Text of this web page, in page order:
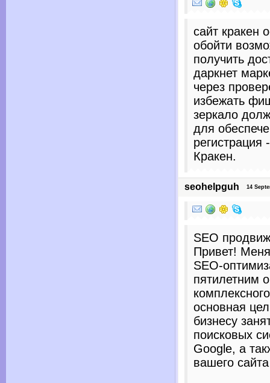
сайт кракен
обойти
получить
даркнет
через
избежать
зеркало
для
регистрация
Кракен.
seohelpguh 14
SEO
Привет!
SEO-
пятилетним
основная
бизнесу
поисковых
Google, а
вашего